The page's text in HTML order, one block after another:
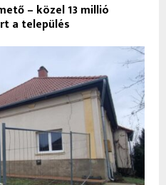
– közel 13 millió
a település